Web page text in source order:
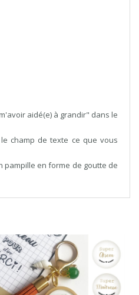
aidé(e) à grandir" dans le
champ de texte ce que vous
pampille en forme de goutte de